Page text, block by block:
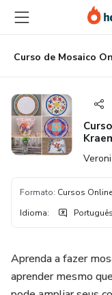
para
conteúdo
principal
para
pagamento
para
rodapé
Formato: Cursos
Idioma: Português
Aprenda a fazer
aprender mesmo